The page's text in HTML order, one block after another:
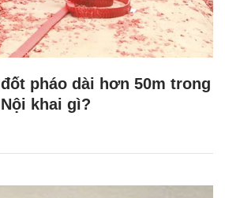
pháo dài hơn 50m trong
khai gì?